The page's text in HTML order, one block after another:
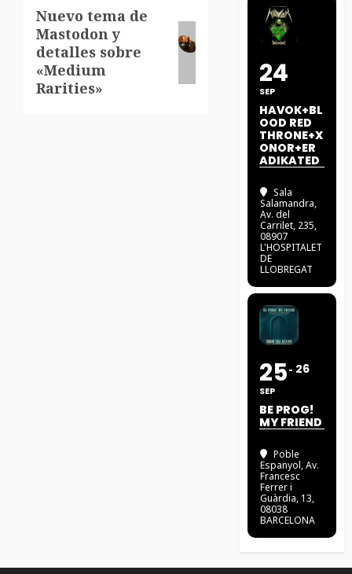
Siguiente
entrada:
Nuevo tema de
Mastodon y
detalles sobre
«Medium
Rarities»
24
SEP
HAVOK+BL
OOD RED
THRONE+X
ONOR+ER
ADIKATED
Sala
Salamandra,
Av. del
Carrilet, 235,
08907
L'HOSPITALET
DE
LLOBREGAT
25
SEP
26
BE PROG!
MY FRIEND
Poble
Espanyol, Av.
Francesc
Ferrer i
Guàrdia, 13,
08038
BARCELONA